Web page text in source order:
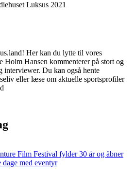
Luksus 2021
Her kan du lytte til vores
Holm Hansen kommenterer på stort og
interviewer. Du kan også hente
eller læse om aktuelle sportsprofiler
Film Festival fylder 30 år og åbner
med eventyr